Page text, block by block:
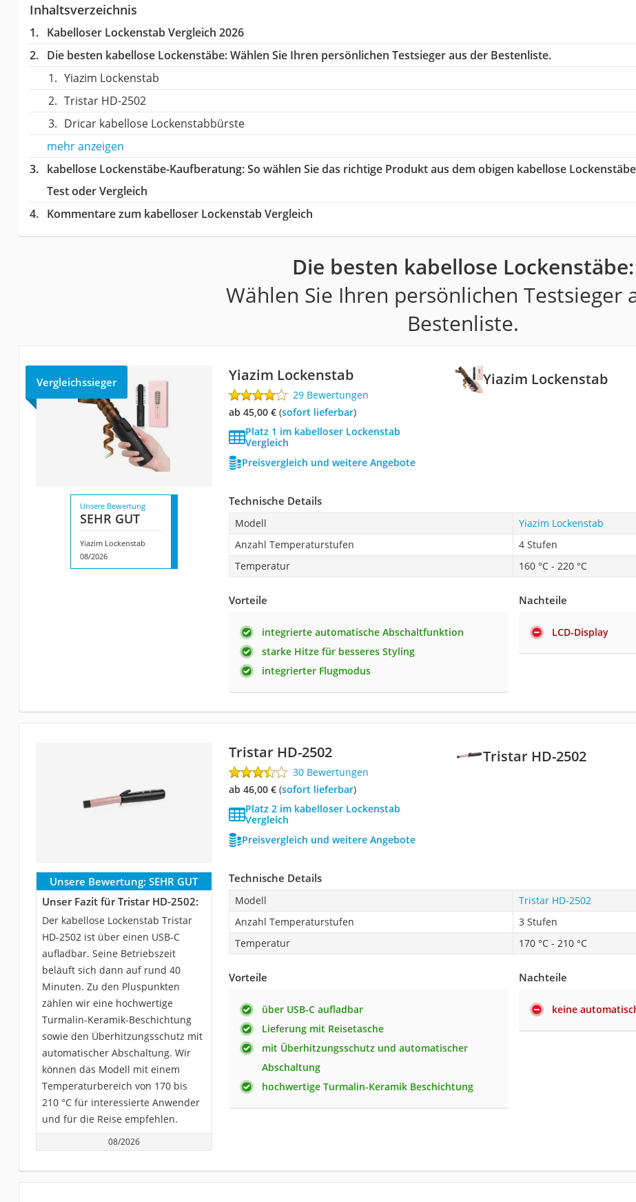
Inhaltsverzeichnis
Kabelloser Lockenstab Vergleich 2026
Die besten kabellose Lockenstäbe:Wählen Sie Ihren persönlichen Testsieger aus der Bestenliste.
Yiazim Lockenstab
Tristar ‎HD-2502
Dricar kabellose Lockenstabbürste
mehr anzeigen
kabellose Lockenstäbe-Kaufberatung: So wählen Sie das richtige Produkt aus dem obigen kabellose Lockenstäbe
Test oder Vergleich
Kommentare zum kabelloser Lockenstab Vergleich
Die besten kabellose Lockenstäbe:
Wählen Sie Ihren persönlichen Testsieger
Bestenliste.
Yiazim Lockenstab
Vergleichssieger Yiazim Lockenstab
29 Bewertungen
ab 45,00 €( Sofort lieferbar)
Platz 1 im kabelloser Lockenstab
Vergleich
Preisvergleich und weitere Angebote
Unsere Bewertung
SEHR GUT
Yiazim Lockenstab
08/2026
Technische Details
Modell
Yiazim Lockenstab
Anzahl Temperaturstufen
4 Stufen
Temperatur
160 °C - 220 °C
Vorteile
integrierte automatische Abschaltfunktion
starke Hitze für besseres Styling
integrierter Flugmodus
Nachteile
LCD-Display
Tristar ‎HD-2502
Tristar ‎HD-2502
30 Bewertungen
ab 46,00 €( Sofort lieferbar)
Platz 2 im kabelloser Lockenstab
Vergleich
Preisvergleich und weitere Angebote
Unsere Bewertung: SEHR GUT
Unser Fazit für Tristar ‎HD-2502:
Der kabellose Lockenstab Tristar
‎HD-2502 ist über einen USB-C
aufladbar. Seine Betriebszeit
beläuft sich dann auf rund 40
Minuten. Zu den Pluspunkten
zählen wir eine hochwertige
Turmalin-Keramik-Beschichtung
sowie den Überhitzungsschutz mit
automatischer Abschaltung. Wir
können das Modell mit einem
Temperaturbereich von 170 bis
210 °C für interessierte Anwender
und für die Reise empfehlen.
08/2026
Technische Details
Modell
Tristar ‎HD-2502
Anzahl Temperaturstufen
3 Stufen
Temperatur
170 °C - 210 °C
Vorteile
über USB-C aufladbar
Lieferung mit Reisetasche
mit Überhitzungsschutz und automatischer
Abschaltung
hochwertige Turmalin-Keramik Beschichtung
Nachteile
keine